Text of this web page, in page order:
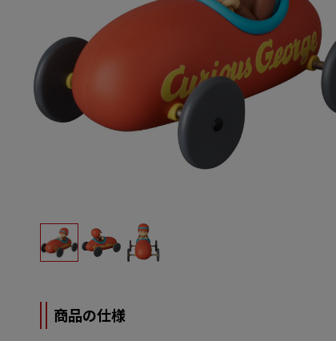
商品の仕様